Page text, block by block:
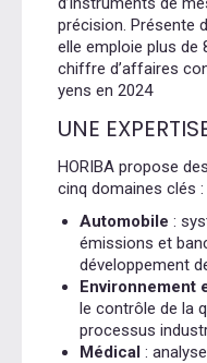
précision. Présente
elle emploie plus de
chiffre d’affaires
yens en 2024
UNE
HORIBA propose
cinq domaines clés :
Automobile :
émissions et
développement
Environnement
le contrôle de la
processus
Médical: